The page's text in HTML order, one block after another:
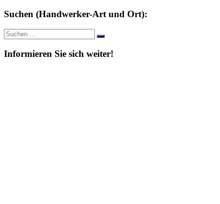
Suchen (Handwerker-Art und Ort):
Suche
nach:
Suchen
Informieren Sie sich weiter!